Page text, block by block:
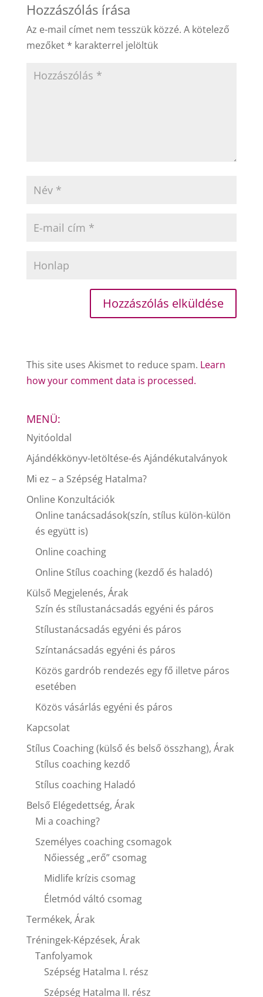
Hozzászólás írása
Az e-mail címet nem tesszük közzé. A kötelező
mezőket * karakterrel jelöltük
This site uses Akismet to reduce spam. Learn
how your comment data is processed.
MENÜ:
Nyitóoldal
Ajándékkönyv-letöltése-és Ajándékutalványok
Mi ez – a Szépség Hatalma?
Online Konzultációk
Online tanácsadások(szín, stílus külön-külön
és együtt is)
Online coaching
Online Stílus coaching (kezdő és haladó)
Külső Megjelenés, Árak
Szín és stílustanácsadás egyéni és páros
Stílustanácsadás egyéni és páros
Színtanácsadás egyéni és páros
Közös gardrób rendezés egy fő illetve páros
esetében
Közös vásárlás egyéni és páros
Kapcsolat
Stílus Coaching (külső és belső összhang), Árak
Stílus coaching kezdő
Stílus coaching Haladó
Belső Elégedettség, Árak
Mi a coaching?
Személyes coaching csomagok
Nőiesség „erő” csomag
Midlife krízis csomag
Életmód váltó csomag
Termékek, Árak
Tréningek-Képzések, Árak
Tanfolyamok
Szépség Hatalma I. rész
Szépség Hatalma II. rész